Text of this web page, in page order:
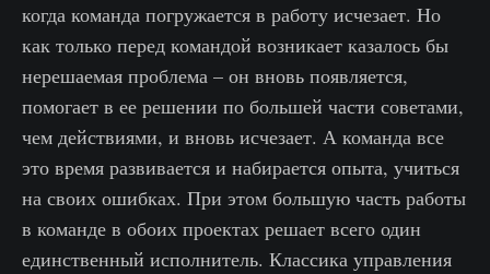
когда команда погружается в работу исчезает. Но
как только перед командой возникает казалось бы
нерешаемая проблема – он вновь появляется,
помогает в ее решении по большей части советами,
чем действиями, и вновь исчезает. А команда все
это время развивается и набирается опыта, учиться
на своих ошибках. При этом большую часть работы
в команде в обоих проектах решает всего один
единственный исполнитель. Классика управления